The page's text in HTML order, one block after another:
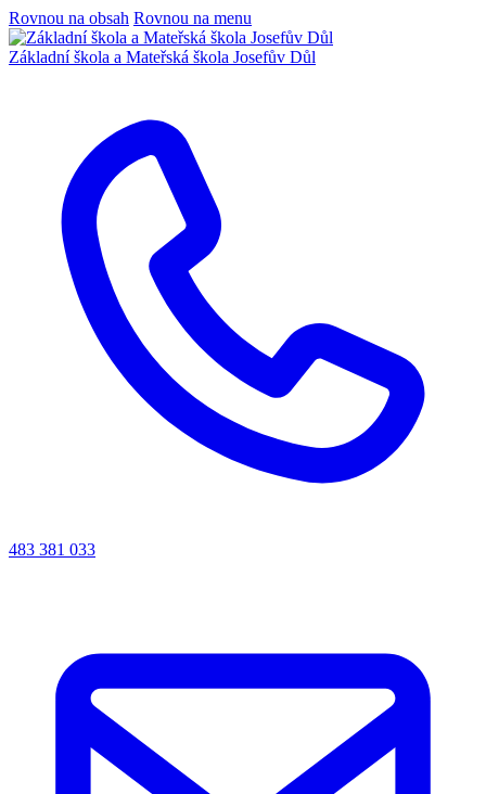
Rovnou na obsah Rovnou na menu
Základní škola a Mateřská škola Josefův Důl
483 381 033